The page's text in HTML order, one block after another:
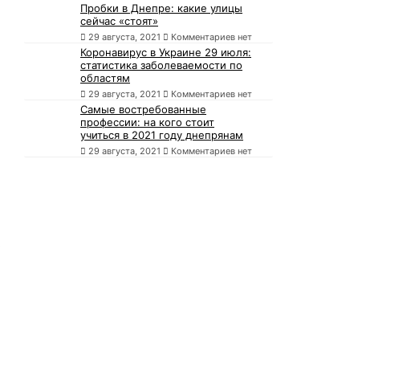
Пробки в Днепре: какие улицы
сейчас «стоят»
29 августа, 2021 Комментариев нет
Коронавирус в Украине 29 июля:
статистика заболеваемости по
областям
29 августа, 2021 Комментариев нет
Самые востребованные
профессии: на кого стоит
учиться в 2021 году днепрянам
29 августа, 2021 Комментариев нет